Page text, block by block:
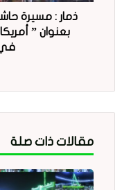
ذمار : مسيرة
بعنوان ”
في
مقالات ذات صلة